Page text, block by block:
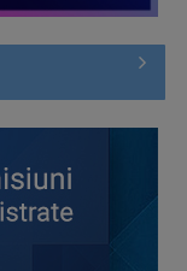
ia argintul în